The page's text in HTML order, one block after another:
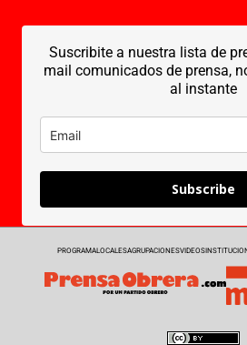
Suscribite a nuestra lista de
mail comunicados de prensa,
al instante
Subscribe
PROGRAMALOCALESAGRUPACIONESVIDEOS